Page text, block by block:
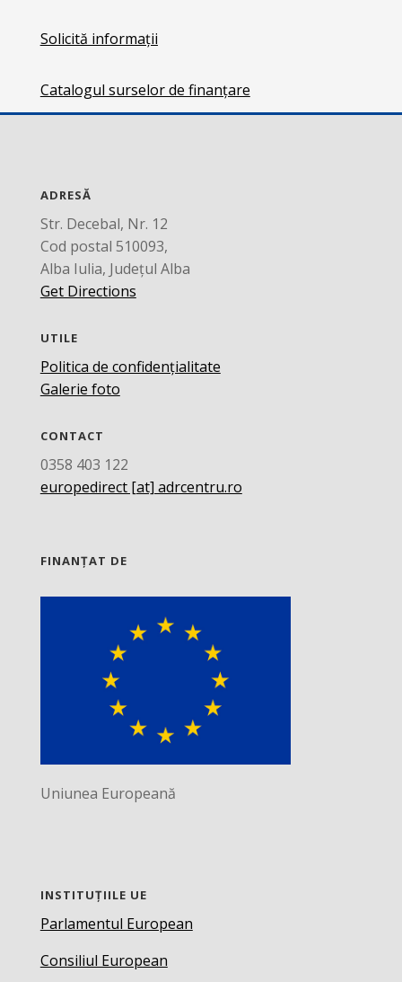
Solicită informații
Catalogul surselor de finanțare
ADRESĂ
Str. Decebal, Nr. 12
Cod postal 510093,
Alba Iulia, Județul Alba
Get Directions
UTILE
Politica de confidențialitate
Galerie foto
CONTACT
0358 403 122
europedirect [at] adrcentru.ro
FINANȚAT DE
Uniunea Europeană
INSTITUȚIILE UE
Parlamentul European
Consiliul European